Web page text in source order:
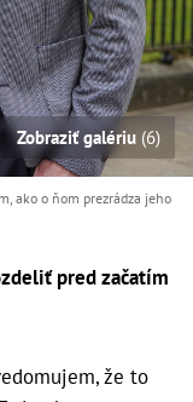
Zobraziť galériu (6)
ako o ňom prezrádza jeho
pred začatím
že to